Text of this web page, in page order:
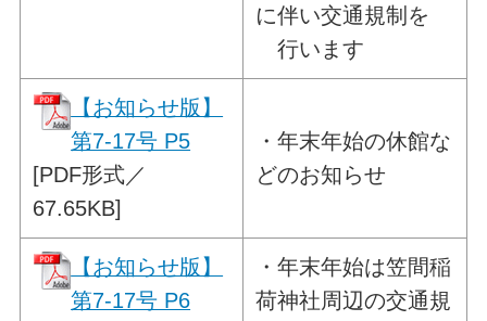
に伴い交通規制を
行います
【お知らせ版】
第7-17号 P5
[PDF形式／
67.65KB]
・年末年始の休館な
どのお知らせ
【お知らせ版】
第7-17号 P6
・年末年始は笠間稲
荷神社周辺の交通規